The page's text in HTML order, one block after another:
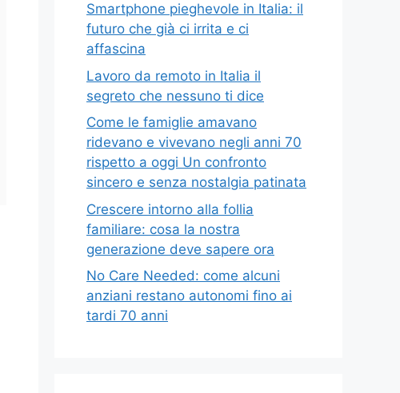
Smartphone pieghevole in Italia: il
futuro che già ci irrita e ci
affascina
Lavoro da remoto in Italia il
segreto che nessuno ti dice
Come le famiglie amavano
ridevano e vivevano negli anni 70
rispetto a oggi Un confronto
sincero e senza nostalgia patinata
Crescere intorno alla follia
familiare: cosa la nostra
generazione deve sapere ora
No Care Needed: come alcuni
anziani restano autonomi fino ai
tardi 70 anni